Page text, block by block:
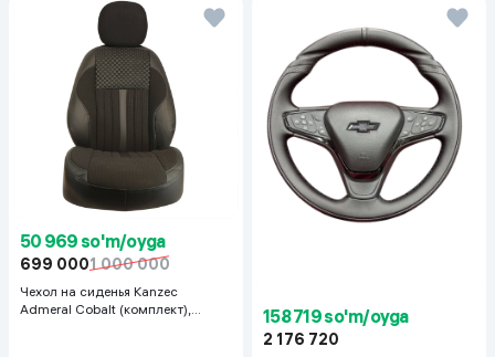
50 969 so'm/oyga
699 0001 000 000
Чехол на сиденья Kanzec
Admeral Cobalt (комплект),
158 719 so'm/oyga
2 176 720